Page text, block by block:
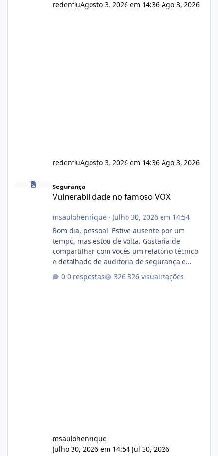
redenfluAgosto 3, 2026 em 14:36 Ago 3, 2026
redenfluAgosto 3, 2026 em 14:36 Ago 3, 2026
Vulnerabilidade no famoso VOX
Segurança
Vulnerabilidade no famoso VOX
msaulohenrique· Julho 30, 2026 em 14:54
Bom dia, pessoal! Estive ausente por um
tempo, mas estou de volta. Gostaria de
compartilhar com vocês um relatório técnico
e detalhado de auditoria de segurança e
conformidade referente ao VOXPANEL (versão
atualmente em circulação e comercialização
0 respostas 326 visualizações
msaulohenrique
Julho 30, 2026 em 14:54 Jul 30, 2026